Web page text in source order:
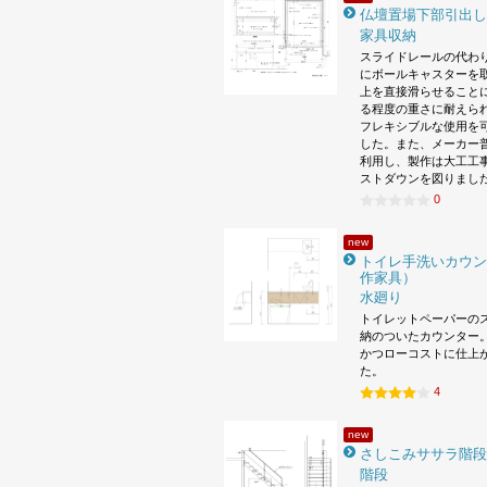
仏壇置場下部引出
家具収納
スライドレールの代わ
にボールキャスターを
上を直接滑らせること
る程度の重さに耐えら
フレキシブルな使用を
した。また、メーカー
利用し、製作は大工工
ストダウンを図りまし
0
new
トイレ手洗いカウ
作家具）
水廻り
トイレットペーパーの
納のついたカウンター
かつローコストに仕上
た。
4
new
さしこみササラ階段
階段